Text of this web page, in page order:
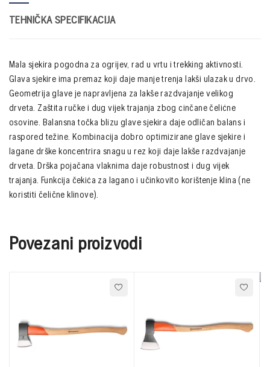
TEHNIČKA SPECIFIKACIJA
Mala sjekira pogodna za ogrijev, rad u vrtu i trekking aktivnosti.
Glava sjekire ima premaz koji daje manje trenja lakši ulazak u drvo.
Geometrija glave je napravljena za lakše razdvajanje velikog
drveta. Zaštita ručke i dug vijek trajanja zbog cinčane čelićne
osovine. Balansna točka blizu glave sjekira daje odličan balans i
raspored težine. Kombinacija dobro optimizirane glave sjekire i
lagane drške koncentrira snagu u rez koji daje lakše razdvajanje
drveta. Drška pojačana vlaknima daje robustnost i dug vijek
trajanja. Funkcija čekića za lagano i učinkovito korištenje klina (ne
koristiti čelične klinove).
Povezani proizvodi